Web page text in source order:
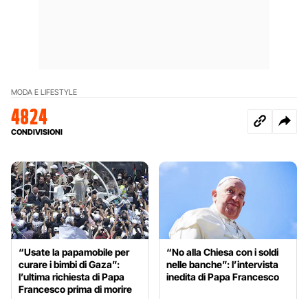
MODA E LIFESTYLE
4824
CONDIVISIONI
“Usate la papamobile per
curare i bimbi di Gaza”:
l’ultima richiesta di Papa
Francesco prima di morire
“No alla Chiesa con i soldi
nelle banche”: l’intervista
inedita di Papa Francesco